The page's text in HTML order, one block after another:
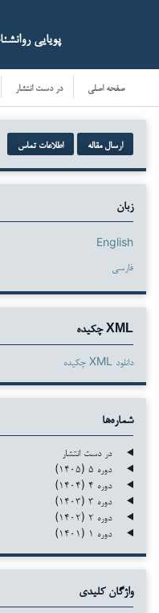
پویایی
صفحه اصلی در دست انتشار
ارسال مقاله اطلاعات تماس
زبان
English
فارسی
XML چکیده
دانلود XML چکیده
شماره‌ها
در دست انتشار
دوره ۵ (۱۴۰۵)
دوره ۴ (۱۴۰۴)
دوره ۳ (۱۴۰۳)
دوره ۲ (۱۴۰۲)
دوره ۱ (۱۴۰۱)
واژگان کلیدی
دانلودها